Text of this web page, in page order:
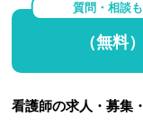
質問・相談
（無料
看護師の求人・募集